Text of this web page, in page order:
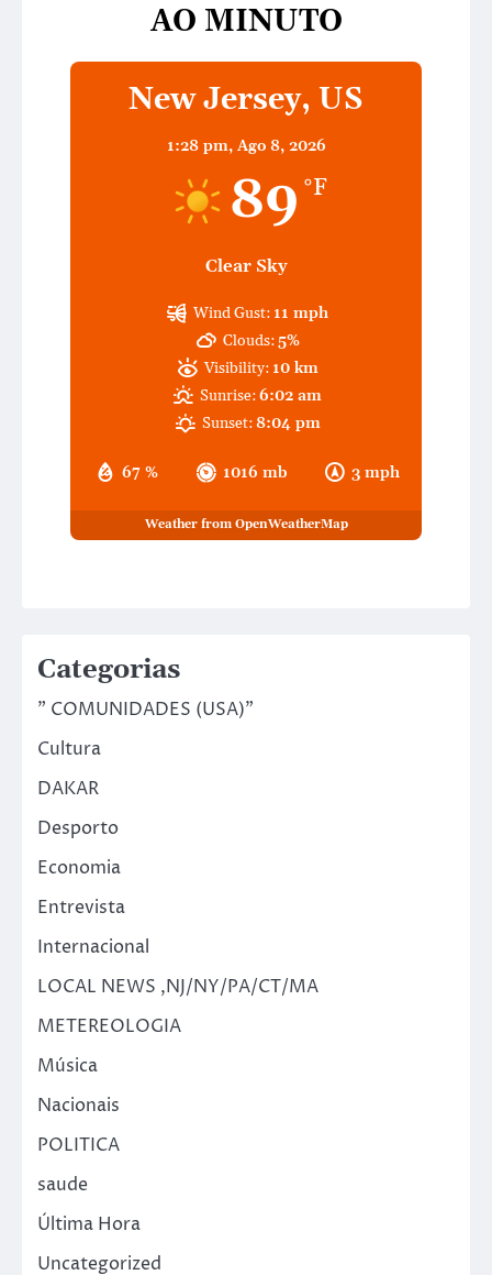
AO MINUTO
New Jersey, US
1:28 pm, Ago 8, 2026
89 °F
Clear Sky
67 % 1016 mb 3 mph
Wind Gust: 11 mph
Clouds:5%
Visibility: 10 km
Sunrise:6:02 am
Sunset:8:04 pm
Weather from OpenWeatherMap
Categorias
" COMUNIDADES (USA)"
Cultura
DAKAR
Desporto
Economia
Entrevista
Internacional
LOCAL NEWS ,NJ/NY/PA/CT/MA
METEREOLOGIA
Música
Nacionais
POLITICA
saude
Última Hora
Uncategorized